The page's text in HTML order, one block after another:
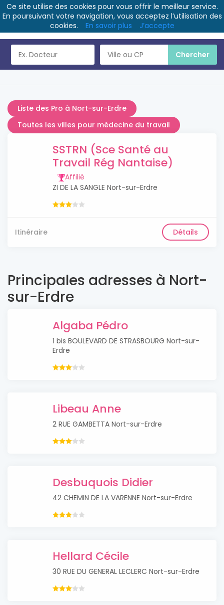
Liste des Pro à Nort-sur-Erdre
Toutes les villes pour médecine du travail
SSTRN (Sce Santé au
Travail Rég Nantaise)
Affilié
ZI DE LA SANGLE Nort-sur-Erdre
Itinéraire Détails
Principales adresses à Nort-
sur-Erdre
Algaba Pédro
1 bis BOULEVARD DE STRASBOURG Nort-sur-
Erdre
Libeau Anne
2 RUE GAMBETTA Nort-sur-Erdre
Desbuquois Didier
42 CHEMIN DE LA VARENNE Nort-sur-Erdre
Hellard Cécile
30 RUE DU GENERAL LECLERC Nort-sur-Erdre
Ce site utilise des cookies pour vous offrir le meilleur service.
En poursuivant votre navigation, vous acceptez l’utilisation des
cookies.
En savoir plus J’accepte